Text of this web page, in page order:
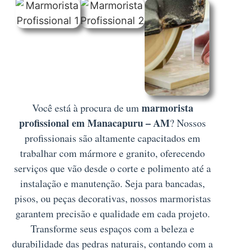
Você está à procura de ummarmorista
profissional em Manacapuru – AM? Nossos
profissionais são altamente capacitados em
trabalhar com mármore e granito, oferecendo
serviços que vão desde o corte e polimento até a
instalação e manutenção. Seja para bancadas,
pisos, ou peças decorativas, nossos marmoristas
garantem precisão e qualidade em cada projeto.
Transforme seus espaços com a beleza e
durabilidade das pedras naturais, contando com a